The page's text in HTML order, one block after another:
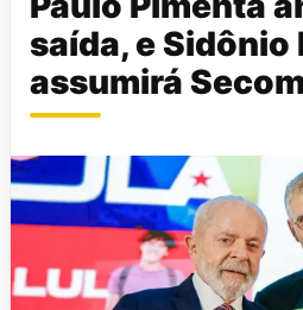
saída, e Sidônio
assumirá Secom